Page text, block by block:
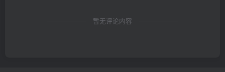
暂无评论内容